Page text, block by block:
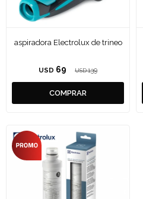
aspiradora Electrolux de trineo
USD 69 USD 139